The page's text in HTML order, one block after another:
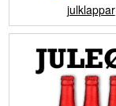
julklappar